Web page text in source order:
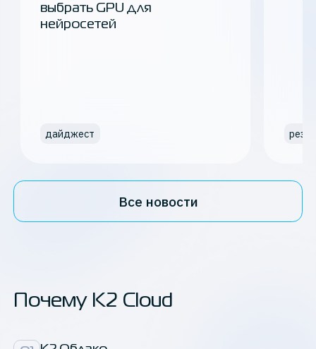
выбрать GPU для
нейросетей
дайджест
Все новости
Почему K2 Cloud